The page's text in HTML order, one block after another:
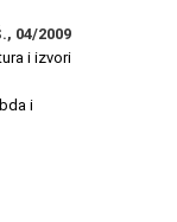
04/2009
i izvori
i